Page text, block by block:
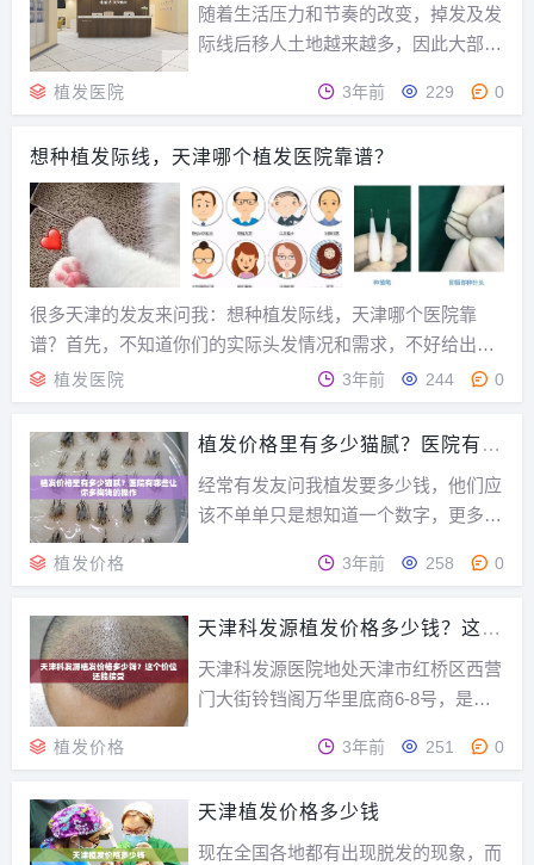
随着生活压力和节奏的改变，掉发及发
际线后移人土地越来越多，因此大部分
植技术在如今也已经非常的成熟，不过
素，那么今天发友网小编就来介绍一下
上海瑞丽诗毛发专科医院的医生吧！于
艳天津瑞丽诗植发机...
植发医院 3年前 229 0
想种植发际线，天津哪个植发医院靠谱？
很多天津的发友来问我：想种植发际线，天津哪个医院靠
谱？首先，不知道你们的实际头发情况和需求，不好给出明
确的推荐但本着授人鱼不如授人以渔的原则，手把手教你们
如何做好植发前的功课，种植头发路上不踩雷~前情提要：
这篇回答中的数据小编会及时更新，以保证植发医生的最...
植发医院 3年前 244 0
植发价格里有多少猫腻？医院有哪
经常有发友问我植发要多少钱，他们应
该不单单只是想知道一个数字，更多的
像古时候公子们去青楼“大宝剑”时，都
务，姑娘的姿色和才艺等等，是一样的
道理。说两句大家都不陌生的废话当植
发医院向我们收费时...
植发价格 3年前 258 0
天津科发源植发价格多少钱？这个
天津科发源医院地处天津市红桥区西营
门大街铃铛阁万华里底商6-8号，是植
是京津冀的“发友”们，很多都是慕名而
源植发的价格。天津科发源植发价格区
间在8000~40000元左右，以目前植发
植发价格 3年前 251 0
天津植发价格多少钱
现在全国各地都有出现脱发的现象，而